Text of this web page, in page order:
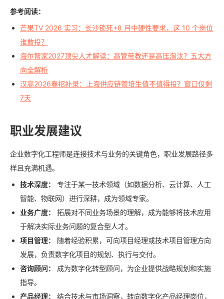
参考阅读：
芒果TV 2026 实习：长沙锁死+8 月中硬性要求，这 10 个岗位
谁敢投？
海尔智家2027顶尖人才解读：高管带教还是高压淘汰？五大方
向全解析
汉高2026春招补录：上海供应链管培生值不值得投？窗口仅剩
7天
职业发展建议
企业数字化工程师是连接技术与业务的关键角色，职业发展路径多
样且充满机遇。
技术深度：
专注于某一技术领域（如数据分析、云计算、人工
智能、物联网）进行深耕，成为领域专家。
业务广度：
拓展对不同业务场景的理解，成为能够将技术应用
于解决实际业务问题的复合型人才。
项目管理：
随着经验积累，可向项目经理或技术项目管理方向
发展，负责数字化项目的规划、执行与交付。
咨询顾问：
成为数字化转型顾问，为企业提供战略规划和实施
指导。
产品经理：
结合技术与市场洞察，转向数字化产品经理岗位，